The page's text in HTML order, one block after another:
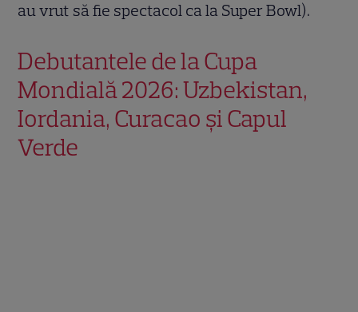
au vrut să fie spectacol ca la Super Bowl).
Debutantele de la Cupa
Mondială 2026: Uzbekistan,
Iordania, Curacao și Capul
Verde